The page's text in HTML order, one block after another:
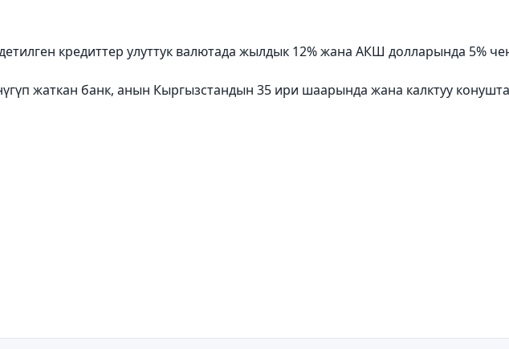
кредиттер улуттук валютада жылдык 12% жана АКШ долларында 5%
жаткан банк, анын Кыргызстандын 35 ири шаарында жана калктуу